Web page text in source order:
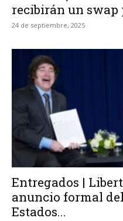
recibirán un swap
24 de septiembre, 2025
Entregados |
anuncio formal
Estados...